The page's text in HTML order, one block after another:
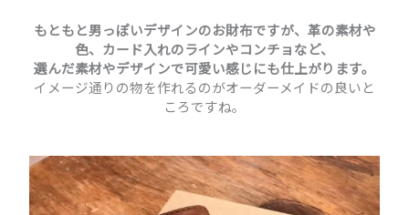
もともと男っぽいデザインのお財布ですが、革の素材や
色、カード入れのラインやコンチョなど、
選んだ素材やデザインで可愛い感じにも仕上がります。
イメージ通りの物を作れるのがオーダーメイドの良いと
ころですね。